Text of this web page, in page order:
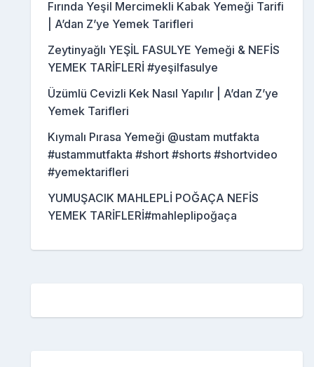
Fırında Yeşil Mercimekli Kabak Yemeği Tarifi
| A’dan Z’ye Yemek Tarifleri
Zeytinyağlı YEŞİL FASULYE Yemeği & NEFİS
YEMEK TARİFLERİ #yeşilfasulye
Üzümlü Cevizli Kek Nasıl Yapılır | A’dan Z’ye
Yemek Tarifleri
Kıymalı Pırasa Yemeği @ustam mutfakta
#ustammutfakta #short #shorts #shortvideo
#yemektarifleri
YUMUŞACIK MAHLEPLİ POĞAÇA NEFİS
YEMEK TARİFLERİ#mahleplipoğaça